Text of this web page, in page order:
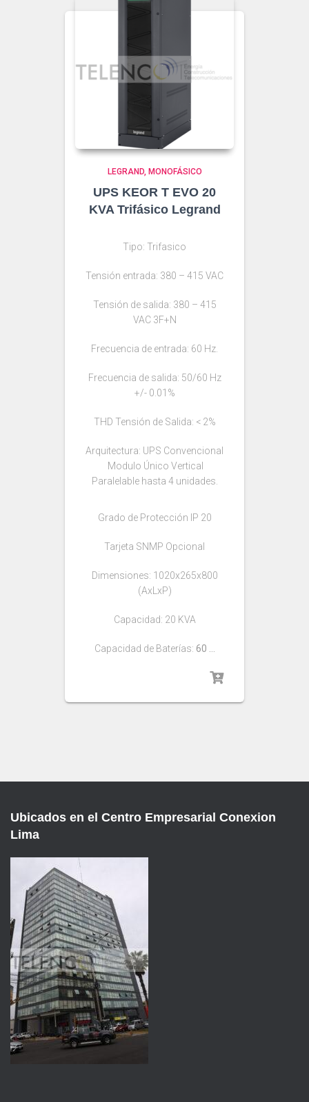
LEGRAND MONOFÁSICO
UPS KEOR T EVO 20
KVA Trifásico Legrand
Tipo: Trifasico
Tensión entrada: 380 – 415 VAC
Tensión de salida: 380 – 415
VAC 3F+N
Frecuencia de entrada: 60 Hz.
Frecuencia de salida: 50/60 Hz
+/- 0.01%
THD Tensión de Salida: < 2%
Arquitectura: UPS Convencional
Modulo Único Vertical
Paralelable hasta 4 unidades.
Grado de Protección IP 20
Tarjeta SNMP Opcional
Dimensiones: 1020x265x800
(AxLxP)
Capacidad: 20 KVA
Capacidad de Baterías: 60 …
Ubicados en el Centro Empresarial Conexion
Lima